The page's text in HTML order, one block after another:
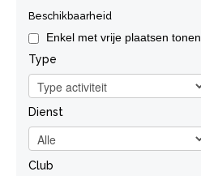
Beschikbaarheid
Enkel met vrije plaatsen tonen
Type
Dienst
Club